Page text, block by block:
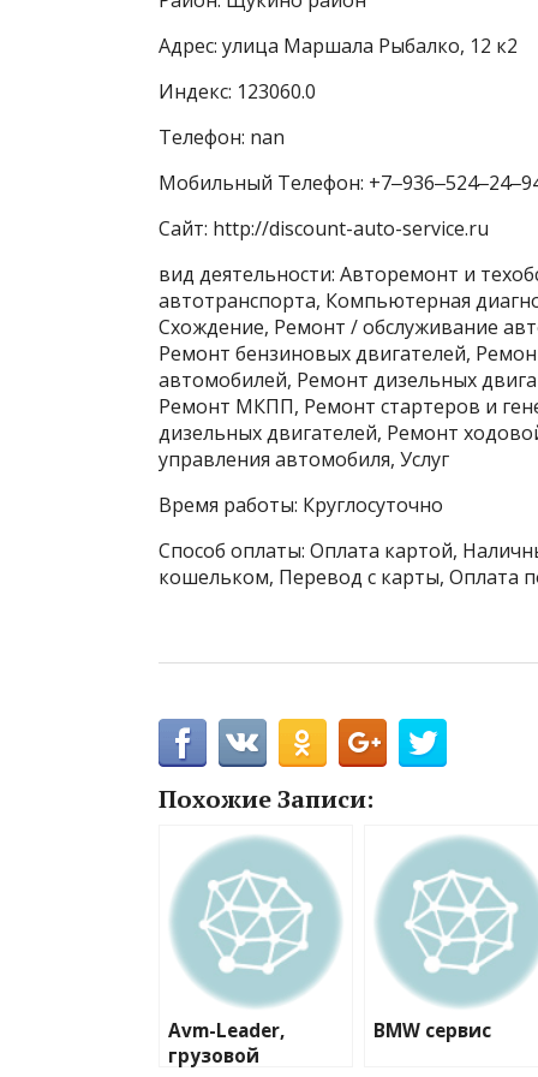
Адрес: улица Маршала Рыбалко, 12 к2
Индекс: 123060.0
Телефон: nan
Мобильный Телефон:
Сайт: http://discount-auto-service.ru
вид деятельности: Авторемонт и
автотранспорта, Компьютерная
Схождение, Ремонт / обслуживание
Ремонт бензиновых двигателей,
автомобилей, Ремонт дизельных
Ремонт МКПП, Ремонт стартеров и
дизельных двигателей, Ремонт
управления автомобиля, Услуг
Время работы: Круглосуточно
Способ оплаты: Оплата картой,
кошельком, Перевод с карты, Оплата
Похожие Записи:
Avm-Leader,
грузовой
BMW сервис